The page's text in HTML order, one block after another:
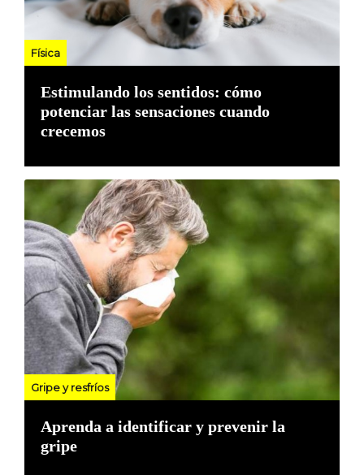
Física
Estimulando los sentidos: cómo
potenciar las sensaciones cuando
crecemos
Gripe y resfríos
Aprenda a identificar y prevenir la
gripe